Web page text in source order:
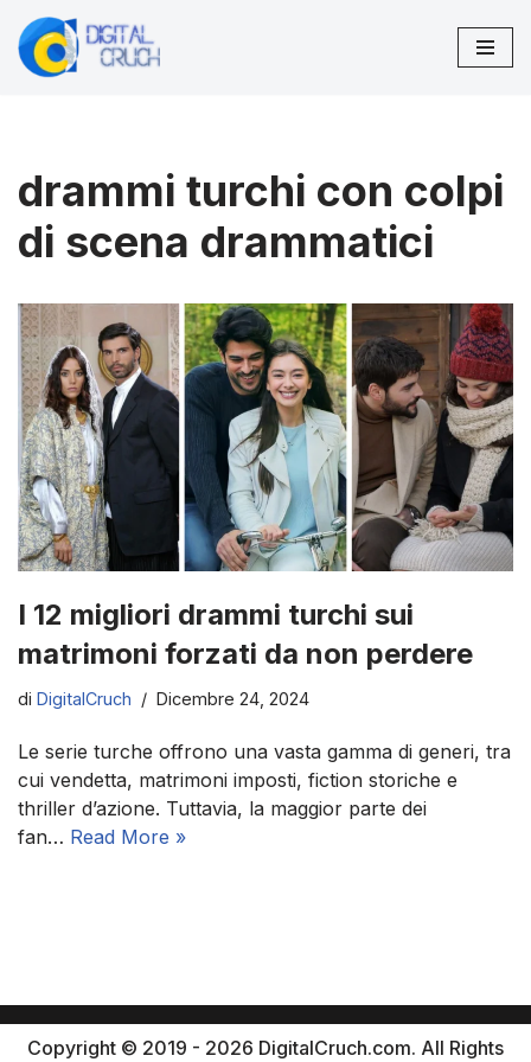
Vai
drammi turchi con colpi
di scena drammatici
I 12 migliori drammi turchi sui
matrimoni forzati da non perdere
di DigitalCruch Dicembre 24, 2024
Le serie turche offrono una vasta gamma di generi, tra
cui vendetta, matrimoni imposti, fiction storiche e
thriller d’azione. Tuttavia, la maggior parte dei
fan… Read More »
Copyright © 2019 - 2026 DigitalCruch.com. All Rights